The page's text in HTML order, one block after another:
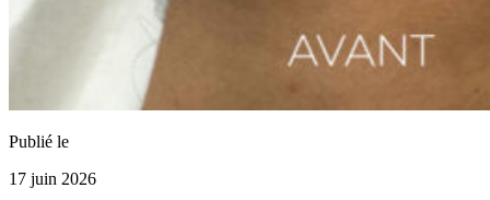
Publié le
17 juin 2026